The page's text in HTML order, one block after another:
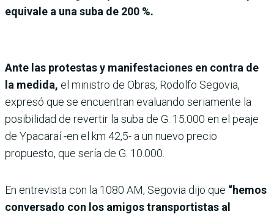
equivale a una suba de 200 %.
Ante las protestas y manifestaciones en contra de
la medida, el ministro de Obras, Rodolfo Segovia,
expresó que se encuentran evaluando seriamente la
posibilidad de revertir la suba de G. 15.000 en el peaje
de Ypacaraí -en el km 42,5- a un nuevo precio
propuesto, que sería de G. 10.000.
En entrevista con la 1080 AM, Segovia dijo que “hemos
conversado con los amigos transportistas al